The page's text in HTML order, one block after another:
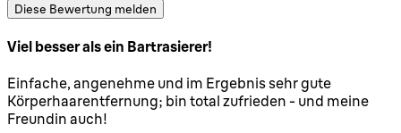
Diese Bewertung melden
Viel besser als ein Bartrasierer!
5 Sterne von maximal 5
Einfache, angenehme und im Ergebnis sehr gute
Körperhaarentfernung; bin total zufrieden - und meine
Freundin auch!